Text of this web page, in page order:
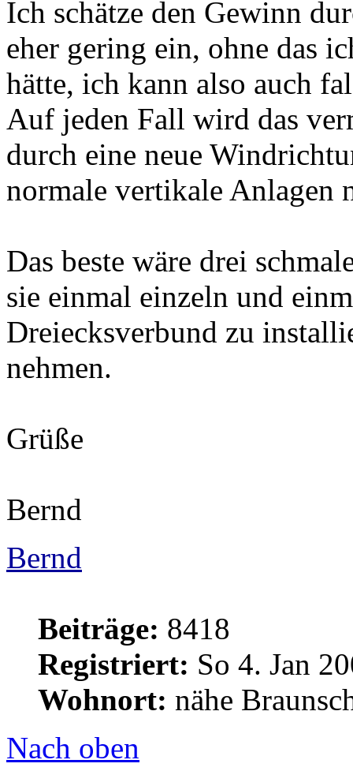
Ich schätze den Gewinn
eher gering ein, ohne das
hätte, ich kann also auch
Auf jeden Fall wird das
durch eine neue
normale vertikale Anlagen
Das beste wäre drei
sie einmal einzeln und
Dreiecksverbund zu
nehmen.
Grüße
Bernd
Bernd
Beiträge: 8418
Registriert: So 4. Jan
Wohnort: nähe
Nach oben